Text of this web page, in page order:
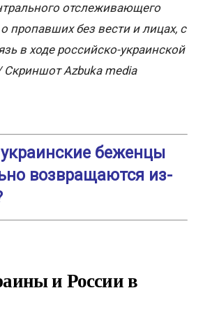
отслеживающего
пропавших без вести и лицах, с
в ходе российско-украинской
СкриншотAzbuka media
беженцы
возвращаются из-
и России в